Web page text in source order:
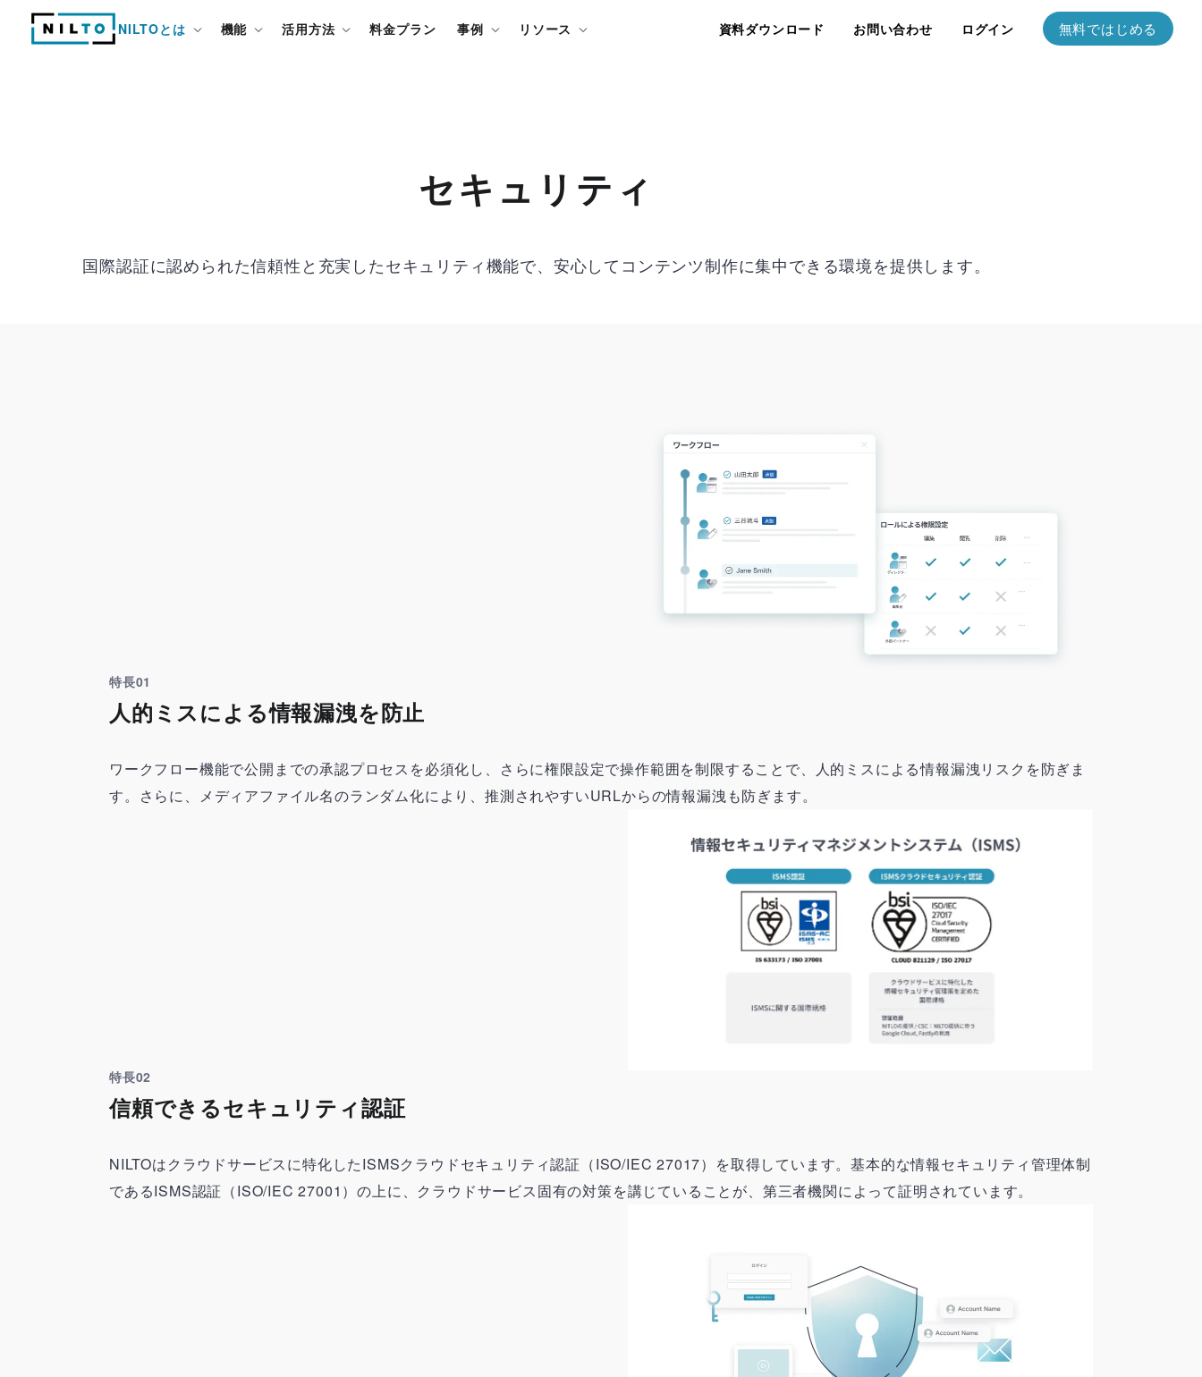
NILTOとは 機能 活用方法 料金プラン 事例 リソース 資料ダウンロード お問い合わせ ログイン 無料ではじめる
セキュリティ
国際認証に認められた信頼性と充実したセキュリティ機能で、安心してコンテンツ制作に集中できる環境を提供します。
特長01
人的ミスによる情報漏洩を防止
ワークフロー機能で公開までの承認プロセスを必須化し、さらに権限設定で操作範囲を制限することで、人的ミスによる情報漏洩リスクを防ぎま
す。さらに、メディアファイル名のランダム化により、推測されやすいURLからの情報漏洩も防ぎます。
特長02
信頼できるセキュリティ認証
NILTOはクラウドサービスに特化したISMSクラウドセキュリティ認証（ISO/IEC 27017）を取得しています。基本的な情報セキュリティ管理体制
であるISMS認証（ISO/IEC 27001）の上に、クラウドサービス固有の対策を講じていることが、第三者機関によって証明されています。